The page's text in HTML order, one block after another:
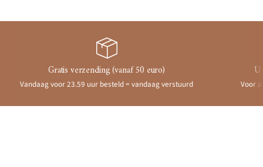
Gratis verzending (vanaf 50 euro)
Vandaag voor 23.59 uur besteld = vandaag verstuurd Voor